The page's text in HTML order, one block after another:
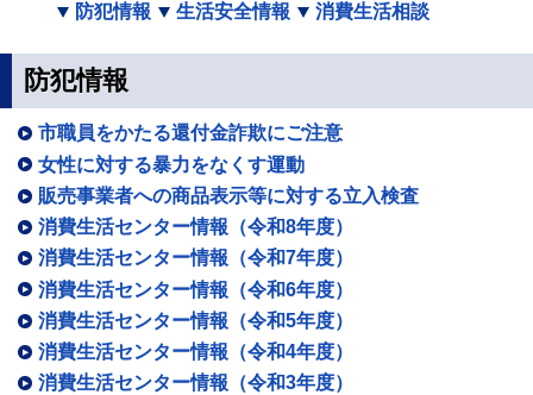
防犯情報
生活安全情報 消費生活相談
防犯情報
市職員をかたる還付金詐欺にご注意
女性に対する暴力をなくす運動
販売事業者への商品表示等に対する立入検査
消費生活センター情報（令和8年度）
消費生活センター情報（令和7年度）
消費生活センター情報（令和6年度）
消費生活センター情報（令和5年度）
消費生活センター情報（令和4年度）
消費生活センター情報（令和3年度）